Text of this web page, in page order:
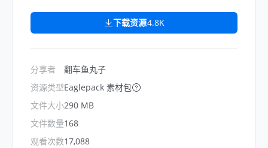
下载资源4.8K
分享者
资源类型
文件大小
文件数量
观看次数
翻车鱼丸子
Eaglepack 素材包
290 MB
168
17,088